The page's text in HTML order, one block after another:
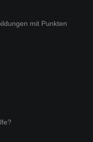
mit Punkten